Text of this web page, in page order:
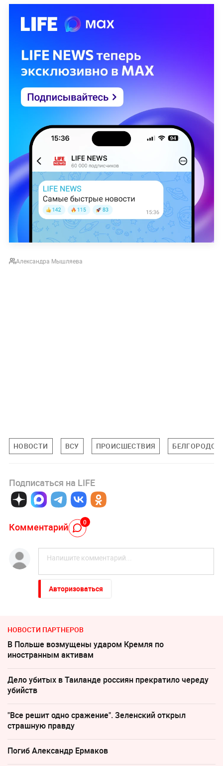
Александра Мышляева
НОВОСТИ ВСУ ПРОИСШЕСТВИЯ
Подписаться на LIFE
Комментарий 0
Авторизоваться
НОВОСТИ ПАРТНЕРОВ
В Польше возмущены ударом Кремля по
иностранным активам
Дело убитых в Таиланде россиян прекратило череду
убийств
"Все решит одно сражение". Зеленский открыл
страшную правду
Погиб Александр Ермаков